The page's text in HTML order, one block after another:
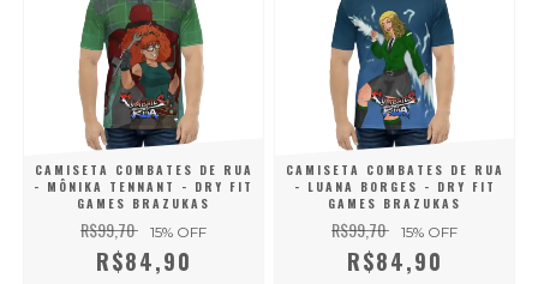
CAMISETA COMBATES DE RUA
- MÔNIKA TENNANT - DRY FIT
GAMES BRAZUKAS
R$99,70 15% OFF
R$84,90
CAMISETA COMBATES DE RUA
- LUANA BORGES - DRY FIT
GAMES BRAZUKAS
R$99,70 15% OFF
R$84,90